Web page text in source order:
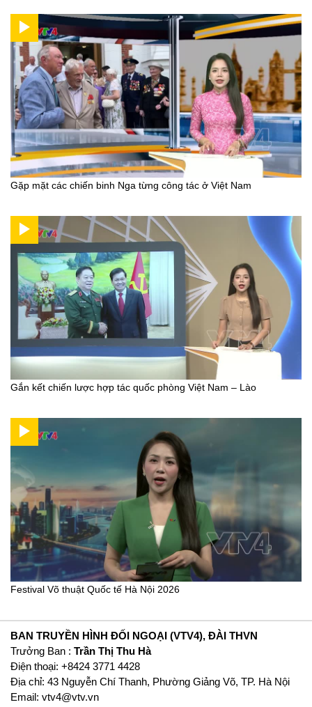
Gặp mặt các chiến binh Nga từng công tác ở Việt Nam
Gắn kết chiến lược hợp tác quốc phòng Việt Nam – Lào
Festival Võ thuật Quốc tế Hà Nội 2026
BAN TRUYỀN HÌNH ĐỐI NGOẠI (VTV4), ĐÀI THVN
Trưởng Ban : Trần Thị Thu Hà
Ðiện thoại: +8424 3771 4428
Địa chỉ: 43 Nguyễn Chí Thanh, Phường Giảng Võ, TP. Hà Nội
Email: vtv4@vtv.vn